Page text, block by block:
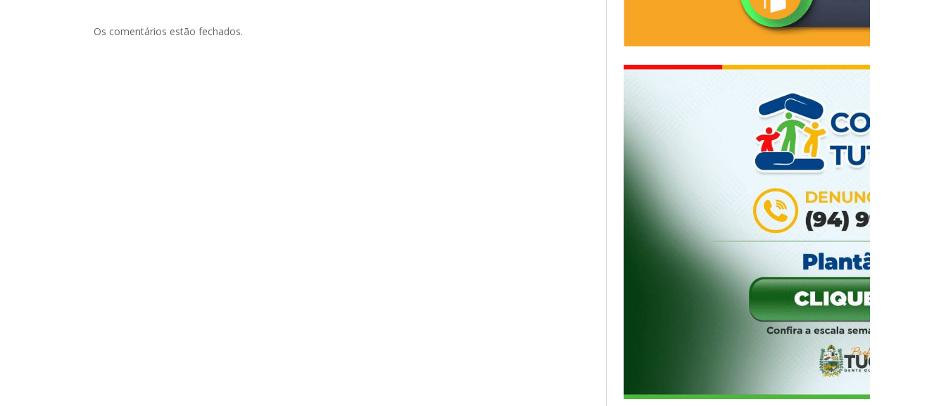
Os comentários estão fechados.